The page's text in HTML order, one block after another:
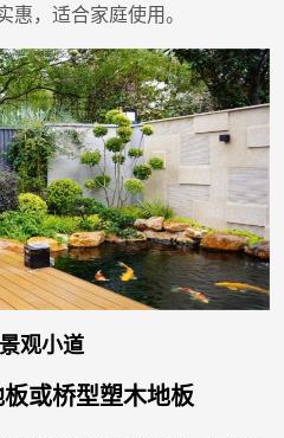
，适合家庭使用。
观小道
或桥型塑木地板